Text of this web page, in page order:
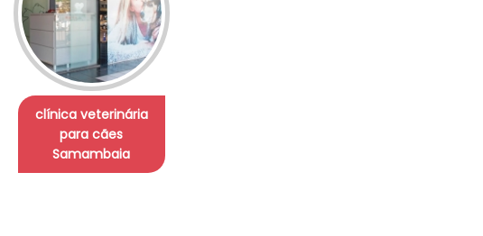
clínica veterinária
para cães
Samambaia